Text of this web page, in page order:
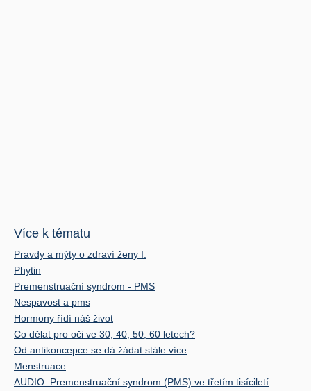
Více k tématu
Pravdy a mýty o zdraví ženy I.
Phytin
Premenstruační syndrom - PMS
Nespavost a pms
Hormony řídí náš život
Co dělat pro oči ve 30, 40, 50, 60 letech?
Od antikoncepce se dá žádat stále více
Menstruace
AUDIO: Premenstruační syndrom (PMS) ve třetím tisíciletí